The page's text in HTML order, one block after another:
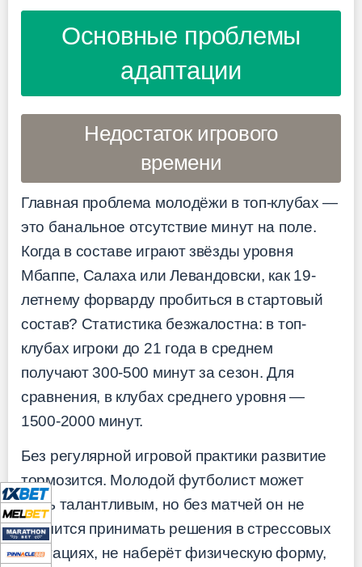
Основные проблемы
адаптации
Недостаток игрового
времени
Главная проблема молодёжи в топ-клубах —
это банальное отсутствие минут на поле.
Когда в составе играют звёзды уровня
Мбаппе, Салаха или Левандовски, как 19-
летнему форварду пробиться в стартовый
состав? Статистика безжалостна: в топ-
клубах игроки до 21 года в среднем
получают 300-500 минут за сезон. Для
сравнения, в клубах среднего уровня —
1500-2000 минут.
Без регулярной игровой практики развитие
тормозится. Молодой футболист может
быть талантливым, но без матчей он не
научится принимать решения в стрессовых
ситуациях, не наберёт физическую форму,